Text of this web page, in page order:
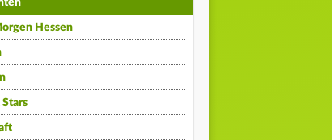
Hessen
Stars